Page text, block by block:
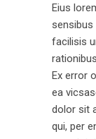
Eius
sensibus
facilisis
Ex error
ea
dolor sit
qui, per